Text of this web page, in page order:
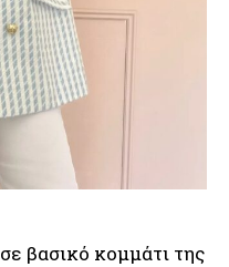
βασικό κομμάτι της